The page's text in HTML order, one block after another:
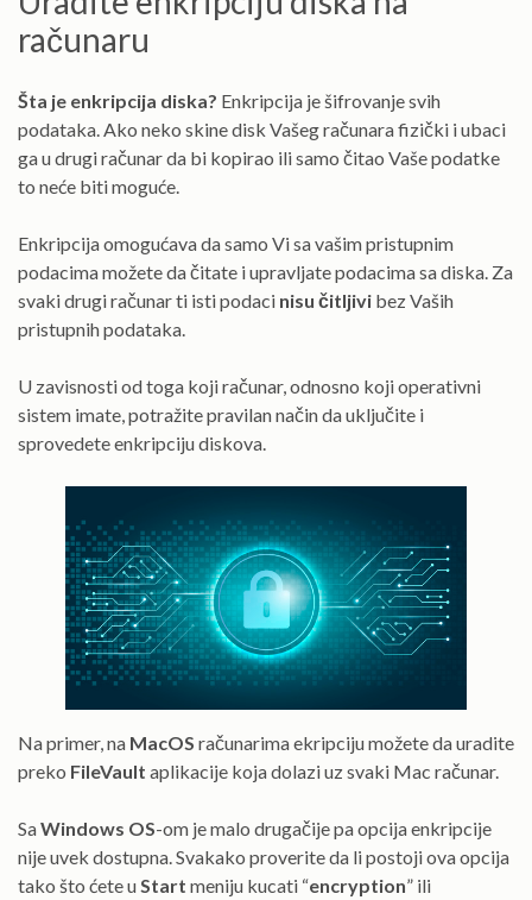
računaru
Šta je enkripcija diska? Enkripcija je šifrovanje svih
podataka. Ako neko skine disk Vašeg računara fizički i ubaci
ga u drugi računar da bi kopirao ili samo čitao Vaše podatke
to neće biti moguće.
Enkripcija omogućava da samo Vi sa vašim pristupnim
podacima možete da čitate i upravljate podacima sa diska. Za
svaki drugi računar ti isti podaci nisu čitljivi bez Vaših
pristupnih podataka.
U zavisnosti od toga koji računar, odnosno koji operativni
sistem imate, potražite pravilan način da uključite i
sprovedete enkripciju diskova.
Na primer, na MacOS računarima ekripciju možete da uradite
preko FileVault aplikacije koja dolazi uz svaki Mac računar.
SaWindows OS-om je malo drugačije pa opcija enkripcije
nije uvek dostupna. Svakako proverite da li postoji ova opcija
tako što ćete u Start meniju kucati “encryption” ili